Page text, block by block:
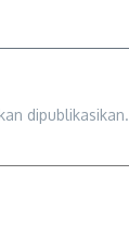
dipublikasikan.